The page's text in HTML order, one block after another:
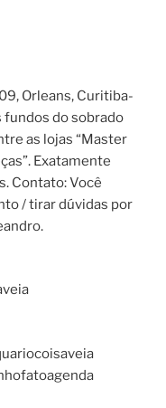
Orleans, Curitiba-
fundos do sobrado
as lojas “Master
Exatamente
Contato: Você
/ tirar dúvidas por